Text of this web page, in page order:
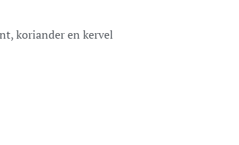
koriander en kervel